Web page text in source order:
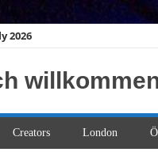
2026
Creators London